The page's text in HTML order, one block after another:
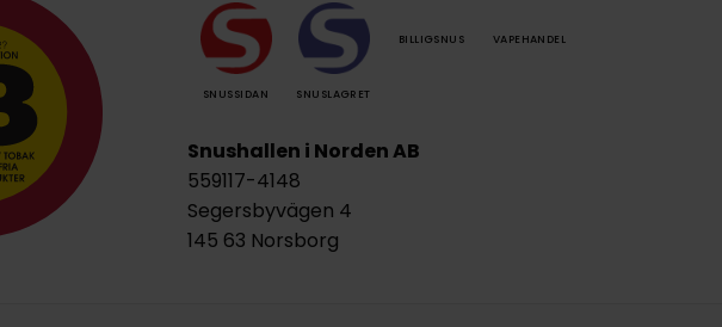
SNUSSIDAN SNUSLAGRET
BILLIGSNUS VAPEHANDEL
Snushallen i Norden AB
559117-4148
Segersbyvägen 4
145 63 Norsborg